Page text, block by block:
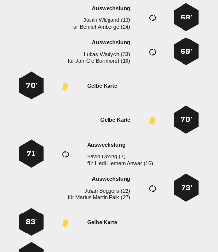
69’
Auswechslung
  
für   
69’
Auswechslung
  
für  
Gelbe Karte
70’
70’
Gelbe Karte
Auswechslung
  
für    
71’
73’
Auswechslung
  
für    
Gelbe Karte
83’